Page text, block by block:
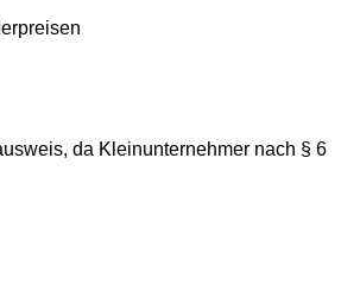
da Kleinunternehmer nach § 6